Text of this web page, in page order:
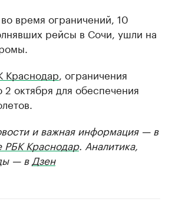
время ограничений, 10
рейсы в Сочи, ушли на
Краснодар , ограничения
2 октября для обеспечения
и важная информация — в
РБК Краснодар. Аналитика,
— в Дзен